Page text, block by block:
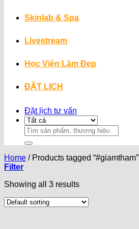
Skinlab & Spa
Livestream
Học Viện Làm Đẹp
ĐẶT LỊCH
Đặt lịch tư vấn
Search
for:
Home /Products tagged “#giamtham”
Filter
Showing all 3 results